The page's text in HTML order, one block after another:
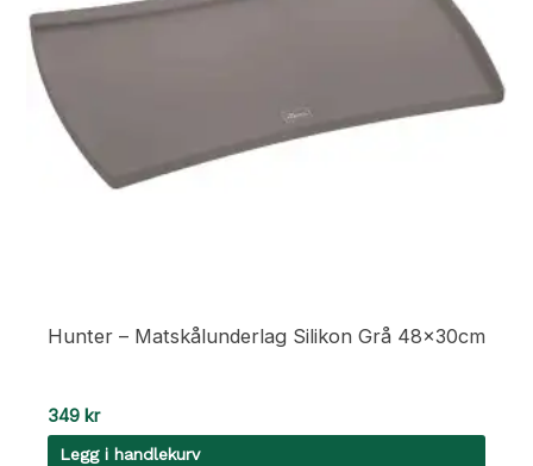
Hunter – Matskålunderlag Silikon Grå 48x30cm
349 kr
Legg i handlekurv